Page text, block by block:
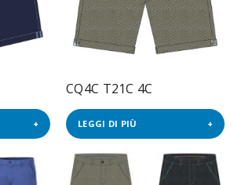
CQ4C T21C 4C
LEGGI DI PIÙ